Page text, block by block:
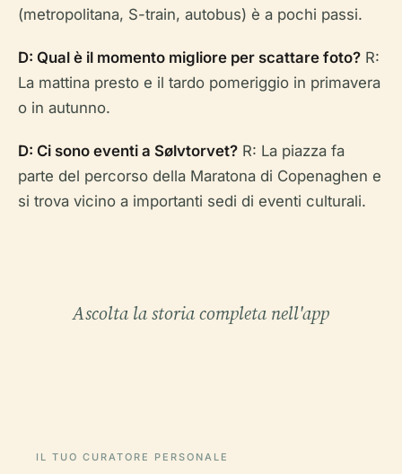
(metropolitana, S-train, autobus) è a pochi passi.
D: Qual è il momento migliore per scattare foto? R:
La mattina presto e il tardo pomeriggio in primavera
o in autunno.
D: Ci sono eventi a Sølvtorvet? R: La piazza fa
parte del percorso della Maratona di Copenaghen e
si trova vicino a importanti sedi di eventi culturali.
Ascolta la storia completa nell'app
IL TUO CURATORE PERSONALE